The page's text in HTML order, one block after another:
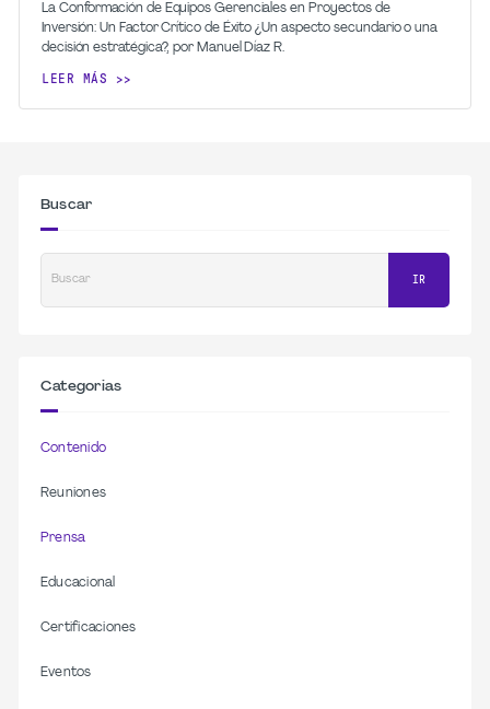
La Conformación de Equipos Gerenciales en Proyectos de
Inversión: Un Factor Crítico de Éxito ¿Un aspecto secundario o una
decisión estratégica?, por Manuel Díaz R.
LEER MÁS
Buscar
Buscar IR
Categorias
Contenido
Reuniones
Prensa
Educacional
Certificaciones
Eventos